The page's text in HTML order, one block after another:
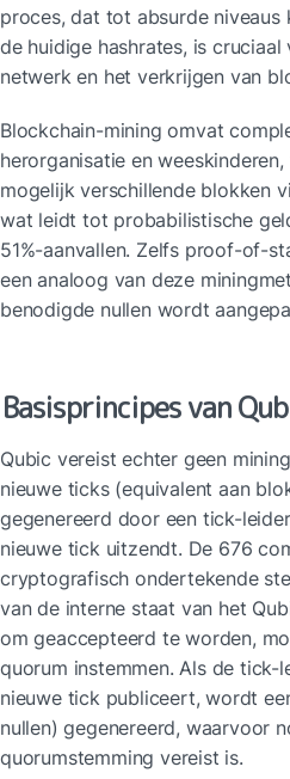
proces, dat tot absurde
de huidige hashrates, is
netwerk en het verkrijgen van
Blockchain-mining omvat
herorganisatie en
mogelijk verschillende blokken
wat leidt tot probabilistische
51%-aanvallen. Zelfs proof-of-
een analoog van deze
benodigde nullen wordt
Basisprincipes van
Qubic vereist echter geen
nieuwe ticks (equivalent aan
gegenereerd door een tick-
nieuwe tick uitzendt. De 676
cryptografisch ondertekende
van de interne staat van het
om geaccepteerd te worden,
quorum instemmen. Als de tick-
nieuwe tick publiceert, wordt
nullen) gegenereerd, waarvoor
quorumstemming vereist is.